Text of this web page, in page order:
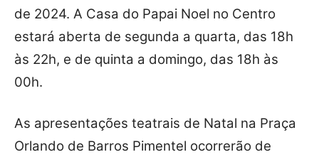
de 2024. A Casa do Papai Noel no Centro
estará aberta de segunda a quarta, das 18h
às 22h, e de quinta a domingo, das 18h às
00h.
As apresentações teatrais de Natal na Praça
Orlando de Barros Pimentel ocorrerão de